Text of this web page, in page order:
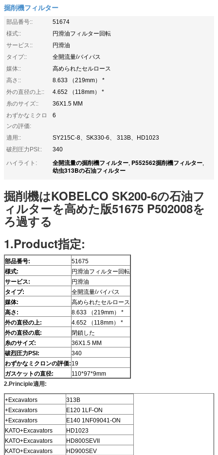
掘削機フィルター
部品番号::
51674
様式::
円滑油フィルター回転
サービス::
円滑油
タイプ::
全開流量/バイパス
媒体::
高められたセルロース
高さ::
8.633 （219mm） *
外の直径の上::
4.652 （118mm） *
糸のサイズ::
36X1.5 MM
わずかなミクロ
ンの評価:
6
適用::
SY215C-8、SK330-6、 313B、HD1023
破烈圧力PSI::
340
ハイライト:
全開流量の掘削機フィルター, P552562掘削機フィルター,
幼虫313Bの石油フィルター
掘削機はKOBELCO SK200-6の石油フ
ィルターを高めた版51675 P502008を
ろ過する
1.Product指定:
部品番号:
51675
様式:
円滑油フィルター回転
サービス:
円滑油
タイプ:
全開流量/バイパス
媒体:
高められたセルロース
高さ:
8.633 （219mm） *
外の直径の上:
4.652 （118mm） *
外の直径の底:
閉鎖した
糸のサイズ:
36X1.5 MM
破烈圧力PSI:
340
わずかなミクロンの評価: 19
ガスケットの直径:
110*97*9mm
2.Principle適用:
+Excavators
313B
+Excavators
E120 1LF-ON
+Excavators
E140 1NF09041-ON
KATO+Excavators
HD1023
KATO+Excavators
HD800SEVII
KATO+Excavators
HD900SEV